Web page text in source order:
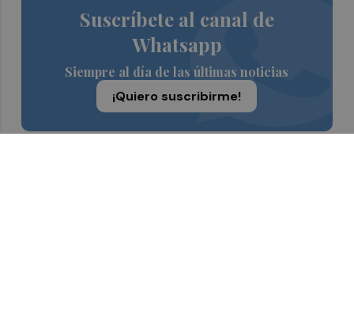
Suscríbete al canal de
Whatsapp
Siempre al día de las últimas noticias
¡Quiero suscribirme!